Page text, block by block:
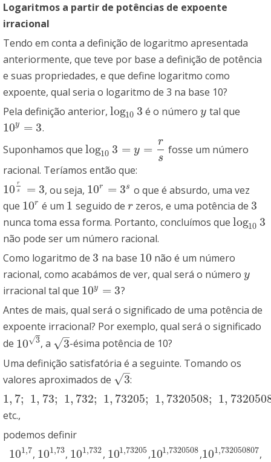
Logaritmos a partir de potências de expoente
irracional
Tendo em conta a definição de logaritmo apresentada
anteriormente, que teve por base a definição de potência
e suas propriedades, e que define logaritmo como
expoente, qual seria o logaritmo de 3 na base 10?
Pela definição anterior, log10 3
log10 3 é o númeroy
y tal que
10y = 3
10y= 3
.
Suponhamos que log10 3 = y =
r
s
log10 3= y= rs
fosse um número
racional. Teríamos então que:
10 r
s
= 3
10rs =3 , ou seja, 10r = 3s
10r= 3s
o que é absurdo, uma vez
que 10r
10r é um 1
1 seguido de r
rzeros, e uma potência de 3
3
nunca toma essa forma. Portanto, concluímos que log10 3
log10 3
não pode ser um número racional.
Como logaritmo de 3
3 na base 10
10 não é um número
racional, como acabámos de ver, qual será o número y
y
irracional tal que 10y = 3
10y= 3
?
Antes de mais, qual será o significado de uma potência de
expoente irracional? Por exemplo, qual será o significado
de 10 3
√
103 , a 3
–
√
3
-ésima potência de 10?
Uma definição satisfatória é a seguinte. Tomando os
valores aproximados de
3
–
√
3 :
1, 7; 1, 73; 1, 732; 1, 73205; 1, 7320508; 1,
1,7;1 73; 1,732 1, 73205 1,7320508 ,732050807
etc.,
podemos definir
101,7
101,7, 101,73
101,73, 101,732
101,732, 101,73205
101,73205
,101,7320508
101,7320508
,101,732050807
101,732050807
,